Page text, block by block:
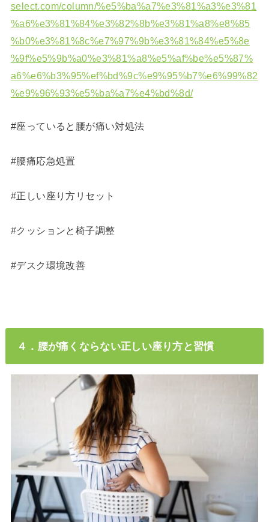
select.com/column/%e5%ba%a7%e3%81%a3%e3%81
%a6%e3%81%84%e3%82%8b%e3%81%a8%e8%85
%b0%e3%81%8c%e7%97%9b%e3%81%84%e5%8e
%9f%e5%9b%a0%e3%81%a8%e5%af%be%e5%87%
a6%e6%b3%95%ef%bd%9c%e9%95%b7%e6%99%82
%e9%96%93%e5%ba%a7%e4%bd%8d/
#座っていると腰が痛い対処法
#腰痛応急処置
#正しい座り方リセット
#クッションと椅子調整
#デスク環境改善
４．腰が痛くならない正しい座り方と習慣